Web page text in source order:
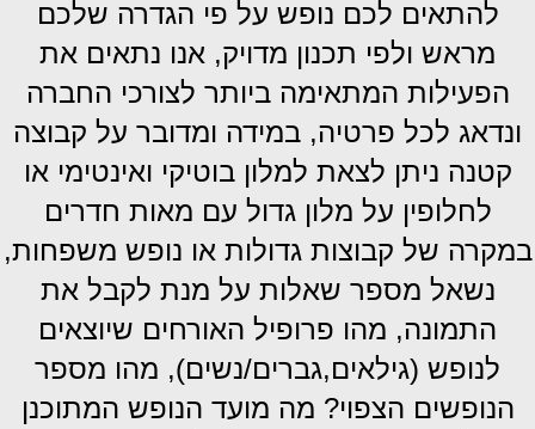
להתאים לכם נופש על פי הגדרה שלכם
מראש ולפי תכנון מדויק, אנו נתאים את
הפעילות המתאימה ביותר לצורכי החברה
ונדאג לכל פרטיה, במידה ומדובר על קבוצה
קטנה ניתן לצאת למלון בוטיקי ואינטימי או
לחלופין על מלון גדול עם מאות חדרים
במקרה של קבוצות גדולות או נופש משפחות,
נשאל מספר שאלות על מנת לקבל את
התמונה, מהו פרופיל האורחים שיוצאים
לנופש (גילאים,גברים/נשים), מהו מספר
הנופשים הצפוי? מה מועד הנופש המתוכנן